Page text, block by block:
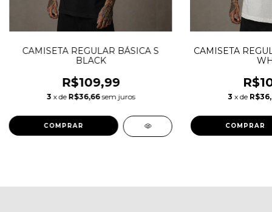
CAMISETA REGULAR BÁSICA S
BLACK
R$109,99
3 x de R$36,66 sem juros
COMPRAR
CAMISETA
3 x de
COMPRAR